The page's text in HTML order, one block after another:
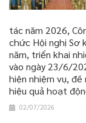
tác năm 2026,
chức Hội nghị Sơ
năm, triển khai
vào ngày 23/6/
hiện nhiệm vụ,
hiệu quả hoạt
02/07/2026